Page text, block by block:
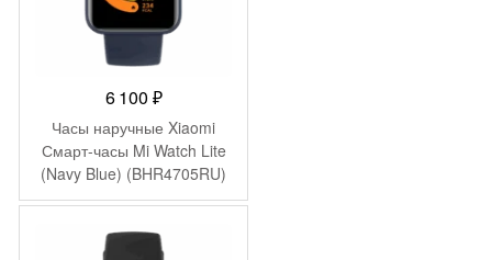
6 100 ₽
Часы наручные Xiaomi
Смарт-часы Mi Watch Lite
(Navy Blue) (BHR4705RU)